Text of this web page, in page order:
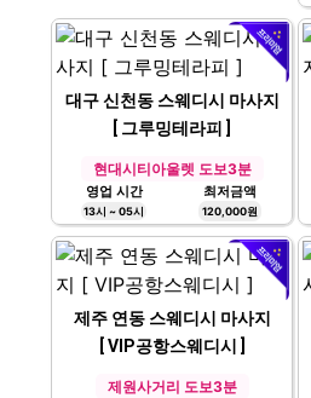
대구 신천동 스웨디시 마사지
[ 그루밍테라피 ]
현대시티아울렛 도보3분
영업 시간
13시 ~ 05시
최저금액
120,000원
제주 연동 스웨디시 마사지
[ VIP공항스웨디시 ]
제원사거리 도보3분